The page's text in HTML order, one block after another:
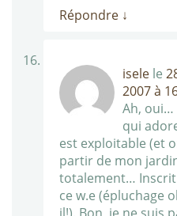
Répondre ↓
isele le
2007 à
Ah,
qui
est exploitable (et
partir de mon
totalement…
ce w.e (épluchage